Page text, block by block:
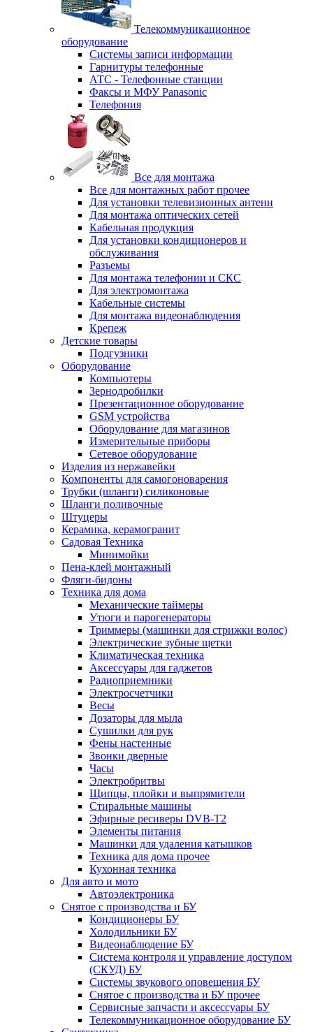
Телекоммуникационное
оборудование
Системы записи информации
Гарнитуры телефонные
АТС - Телефонные станции
Факсы и МФУ Panasonic
Телефония
Все для монтажа
Все для монтажных работ прочее
Для установки телевизионных антенн
Для монтажа оптических сетей
Кабельная продукция
Для установки кондиционеров и
обслуживания
Разъемы
Для монтажа телефонии и СКС
Для электромонтажа
Кабельные системы
Для монтажа видеонаблюдения
Крепеж
Детские товары
Подгузники
Оборудование
Компьютеры
Зернодробилки
Презентационное оборудование
GSM устройства
Оборудование для магазинов
Измерительные приборы
Сетевое оборудование
Изделия из нержавейки
Компоненты для самогоноварения
Трубки (шланги) силиконовые
Шланги поливочные
Штуцеры
Керамика, керамогранит
Садовая Техника
Минимойки
Пена-клей монтажный
Фляги-бидоны
Техника для дома
Механические таймеры
Утюги и парогенераторы
Триммеры (машинки для стрижки волос)
Электрические зубные щетки
Климатическая техника
Аксессуары для гаджетов
Радиоприемники
Электросчетчики
Весы
Дозаторы для мыла
Сушилки для рук
Фены настенные
Звонки дверные
Часы
Электробритвы
Щипцы, плойки и выпрямители
Стиральные машины
Эфирные ресиверы DVB-T2
Элементы питания
Машинки для удаления катышков
Техника для дома прочее
Кухонная техника
Для авто и мото
Автоэлектроника
Снятое с производства и БУ
Кондиционеры БУ
Холодильники БУ
Видеонаблюдение БУ
Система контроля и управление доступом
(СКУД) БУ
Системы звукового оповещения БУ
Снятое с производства и БУ прочее
Сервисные запчасти и аксессуары БУ
Телекоммуникационное оборудование БУ